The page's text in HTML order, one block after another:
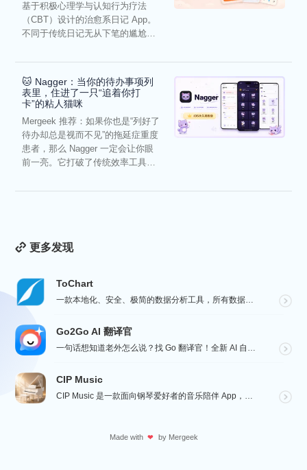
基于积极心理学与认知行为疗法
（CBT）设计的治愈系日记 App。
不同于传统日记无从下笔的尴尬，
🐱 Nagger：当你的待办事项列
表里，住进了一只“追着你打
卡”的粘人猫咪
Mergeek 推荐：如果你也是“列好了
待办却总是视而不见”的拖延症重度
患者，那么 Nagger 一定会让你眼
前一亮。它打破了传统效率工具冰
更多发现
ToChart
一款本地化、安全、极简的数据分析工具，所有数据处理均在您的设备上完成，绝不离开本地。Windows、...
Go2Go AI 翻译官
一句话想知道老外怎么说？找 Go 翻译官！全新 AI 自适应感知翻译，听语音看图片写文字全能，心里想...
CIP Music
CIP Music 是一款面向钢琴爱好者的音乐陪伴 App，收录热门影视、动漫、游戏与最新 K-PO...
Made with ❤ by Mergeek